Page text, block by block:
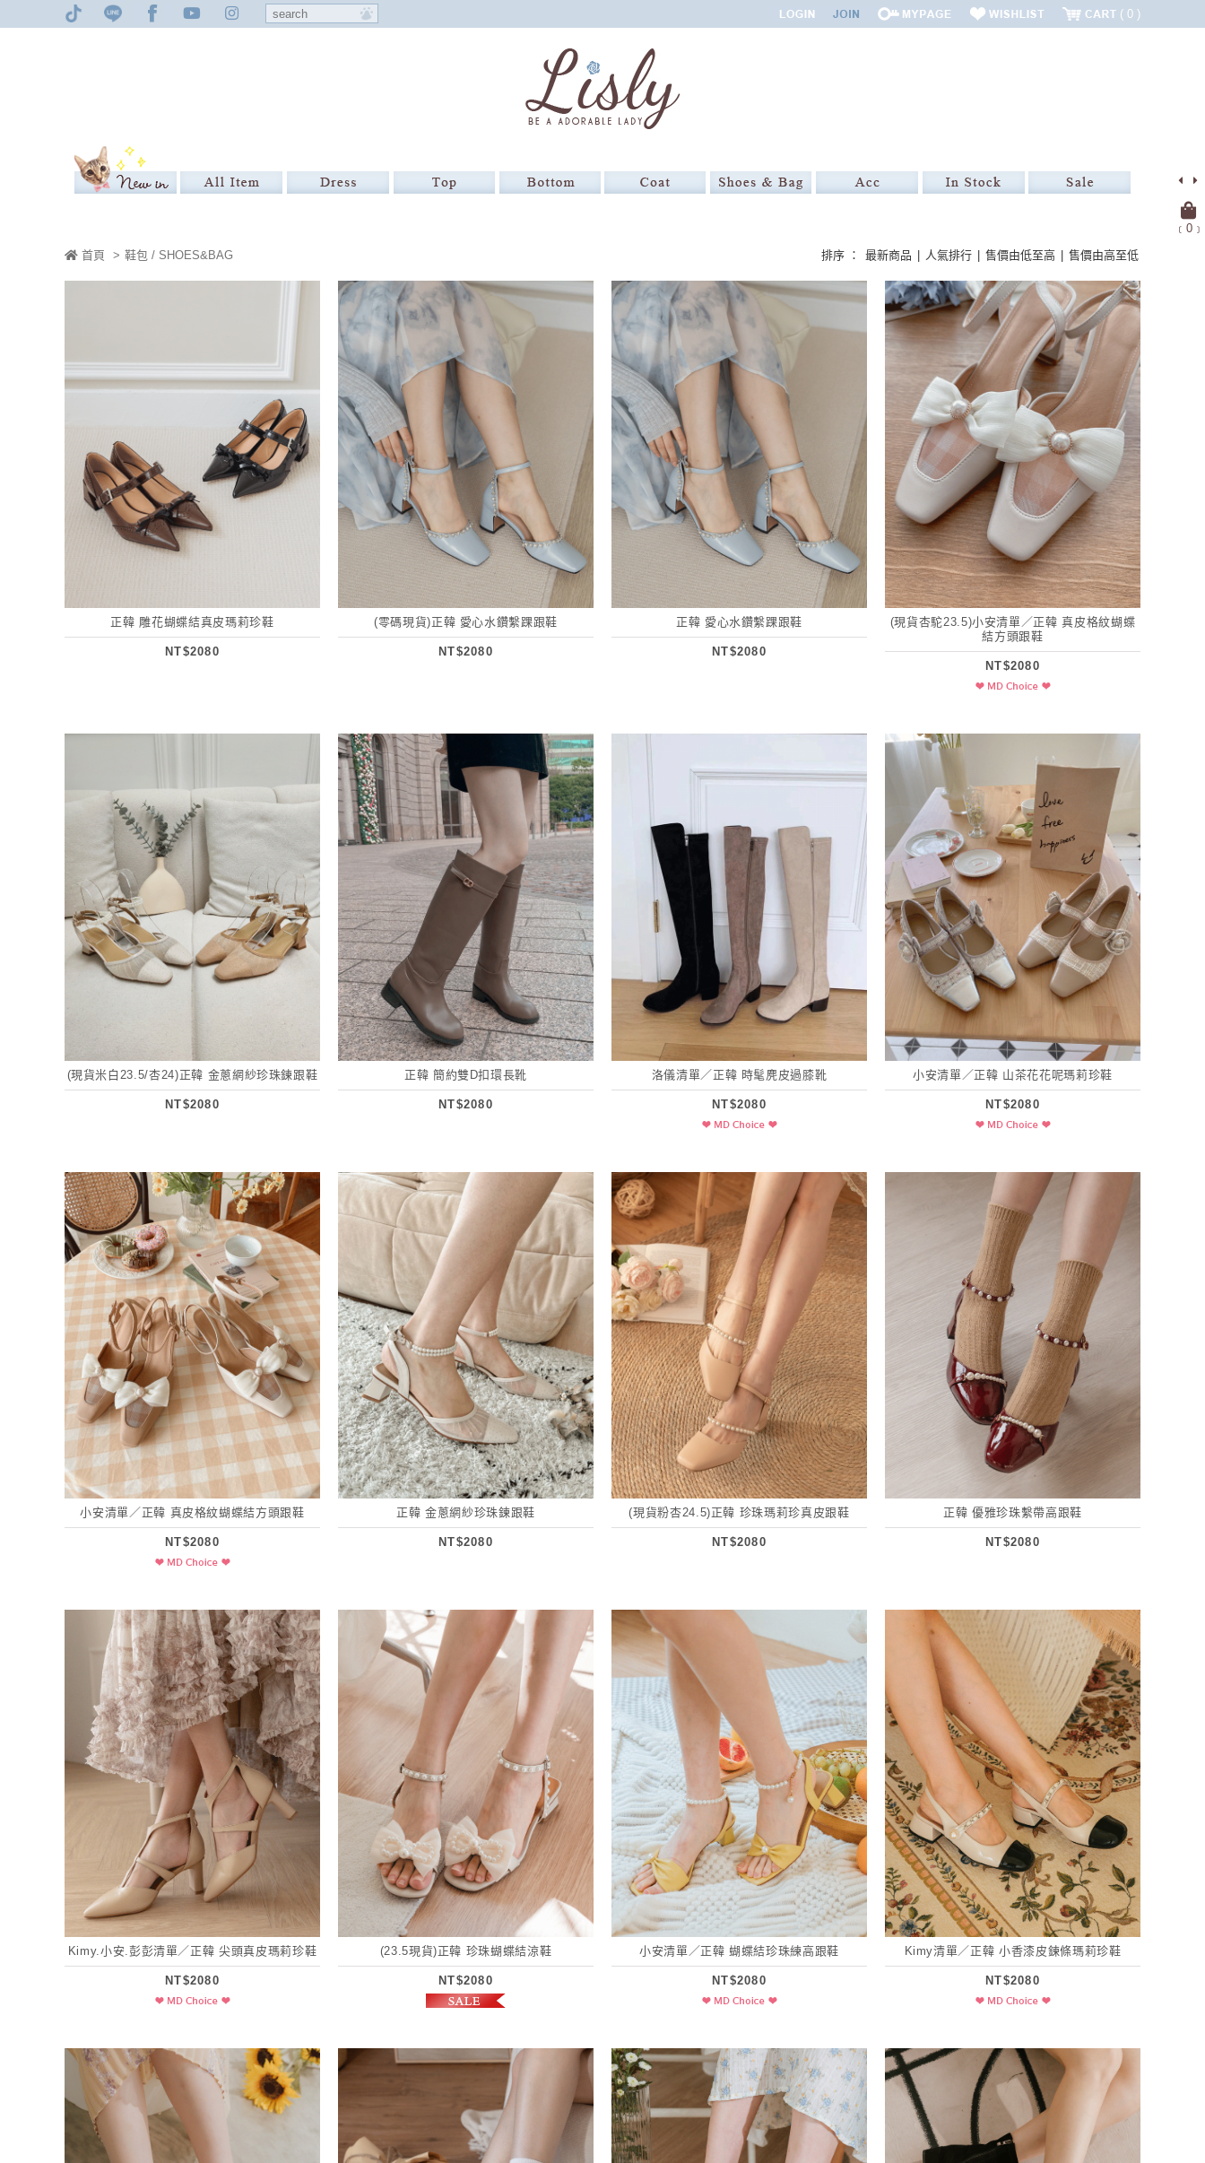
0
﹝ 0﹞
首頁
> 鞋包 / SHOES&BAG 排序 ： 最新商品 人氣排行 售價由低至高 售價由高至低
正韓 雕花蝴蝶結真皮瑪莉珍鞋
NT$2080
(零碼現貨)正韓 愛心水鑽繫踝跟鞋
NT$2080
正韓 愛心水鑽繫踝跟鞋
NT$2080
(現貨杏駝23.5)小安清單／正韓 真皮格紋蝴蝶
結方頭跟鞋
NT$2080
(現貨米白23.5/杏24)正韓 金蔥網紗珍珠鍊跟鞋
NT$2080
正韓 簡約雙D扣環長靴
NT$2080
洛儀清單／正韓 時髦麂皮過膝靴
NT$2080
小安清單／正韓 山茶花花呢瑪莉珍鞋
NT$2080
小安清單／正韓 真皮格紋蝴蝶結方頭跟鞋
NT$2080
正韓 金蔥網紗珍珠鍊跟鞋
NT$2080
(現貨粉杏24.5)正韓 珍珠瑪莉珍真皮跟鞋
NT$2080
正韓 優雅珍珠繫帶高跟鞋
NT$2080
Kimy.小安.彭彭清單／正韓 尖頭真皮瑪莉珍鞋
NT$2080
(23.5現貨)正韓 珍珠蝴蝶結涼鞋
NT$2080
小安清單／正韓 蝴蝶結珍珠練高跟鞋
NT$2080
Kimy清單／正韓 小香漆皮鍊條瑪莉珍鞋
NT$2080